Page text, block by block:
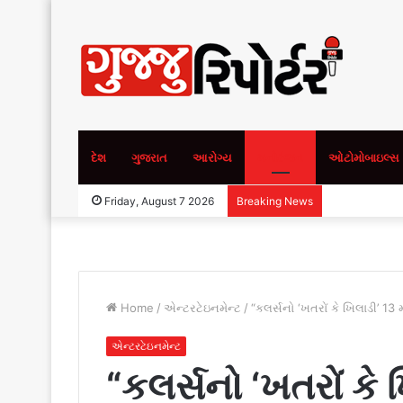
દેશ ગુજરાત આરોગ્ય ઓટોમોબાઇલ્સ
Friday, August 7 2026 Breaking News
Home / એન્ટરટેઇનમેન્ટ / “કલર્સનો ‘ખતરોં કે ખિલાડી’
એન્ટરટેઇનમેન્ટ
“કલર્સનો ‘ખતરોં કે